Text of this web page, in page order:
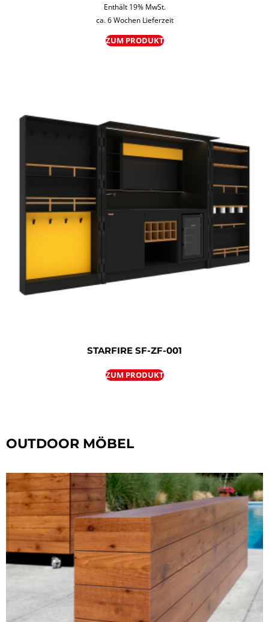
Enthält 19% MwSt.
ca. 6 Wochen Lieferzeit
ZUM PRODUKT
STARFIRE SF-ZF-001
ZUM PRODUKT
OUTDOOR MÖBEL